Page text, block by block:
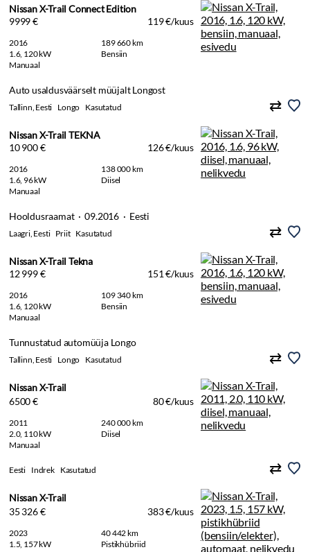
Nissan X-Trail Connect Edition
9999 €
119 €/kuus
2016
189 660 km
1.6, 120 kW
Bensiin
Manuaal
Auto usaldusväärselt müüjalt Longost
Tallinn, Eesti Longo Kasutatud
Nissan X-Trail TEKNA
10 900 €
126 €/kuus
2016
138 000 km
1.6, 96 kW
Diisel
Manuaal
Hooldusraamat · 09.2016 · Eesti
Laagri, Eesti Priit Kasutatud
Nissan X-Trail Tekna
12 999 €
151 €/kuus
2016
109 340 km
1.6, 120 kW
Bensiin
Manuaal
Tunnustatud automüüja Longo
Tallinn, Eesti Longo Kasutatud
Nissan X-Trail
6500 €
80 €/kuus
2011
240 000 km
2.0, 110 kW
Diisel
Manuaal
Eesti Indrek Kasutatud
Nissan X-Trail
35 326 €
383 €/kuus
2023
40 442 km
1.5, 157 kW
Pistikhübriid